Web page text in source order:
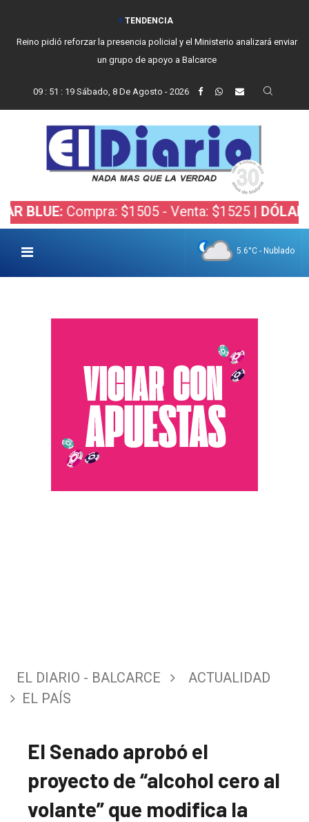
TENDENCIA
Reino pidió reforzar la presencia policial y el Ministerio analizará enviar
un grupo de apoyo a Balcarce
09 : 51 : 20 Sábado, 8 De Agosto - 2026
Compra: $1505 - Venta: $1525 |DÓLAR
5.6°C - Nublado
EL DIARIO - BALCARCE
ACTUALIDAD
EL PAÍS
El Senado aprobó el
proyecto de “alcohol cero al
volante” que modifica la